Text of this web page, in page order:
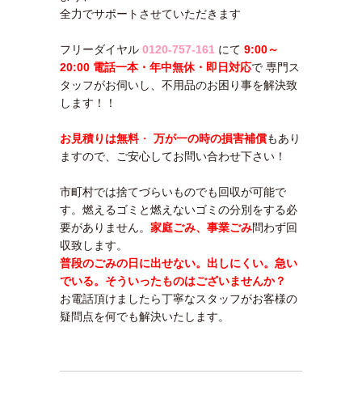
全力でサポートさせていただきます
フリーダイヤル 0120-757-161 にて 9:00～
20:00 電話一本・年中無休・即日対応で 専門ス
タッフがお伺いし、不用品のお困り事を解決致
します！！
お見積りは無料・ 万が一の時の損害補償もあり
ますので、ご安心してお問い合わせ下さい！
市町村では捨てづらいものでも回収が可能で
す。燃えるゴミと燃えないゴミの分別をする必
要がありません。 家庭ごみ、事業ごみ問わず回
収致します。
普段のごみの日に出せない。出しにくい。急い
でいる。そういったものはございませんか？
お電話頂けましたら丁寧なスタッフがお客様の
疑問点を何でも解決いたします。